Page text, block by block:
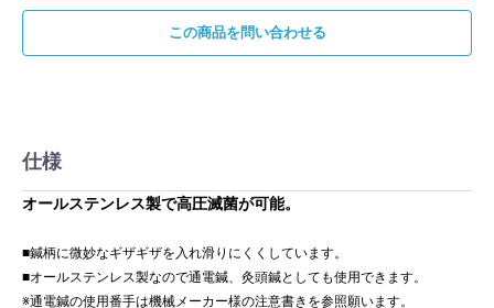
この商品を問い合わせる
仕様
オールステンレス製で高圧滅菌が可能。
■鍼柄に微妙なギザギザを入れ滑りにくくしています。
■オールステンレス製なので通電鍼、灸頭鍼としても使用できます。
※通電鍼の使用番手は機械メーカー様の注意書きを参照願います。